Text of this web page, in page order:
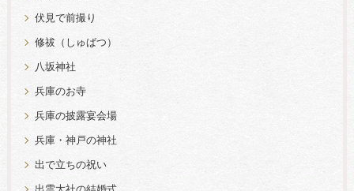
伏見で前撮り
修祓（しゅばつ）
八坂神社
兵庫のお寺
兵庫の披露宴会場
兵庫・神戸の神社
出で立ちの祝い